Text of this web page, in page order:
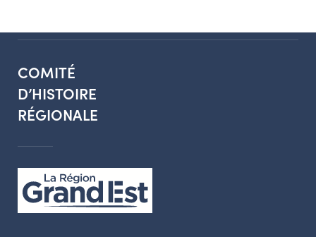
COMITÉ
D’HISTOIRE
RÉGIONALE